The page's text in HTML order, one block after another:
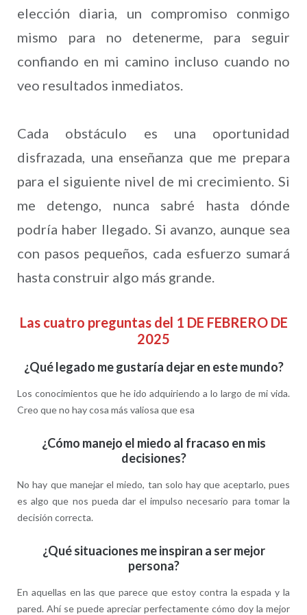
elección diaria, un compromiso conmigo
mismo para no detenerme, para seguir
confiando en mi camino incluso cuando no
veo resultados inmediatos.
Cada obstáculo es una oportunidad
disfrazada, una enseñanza que me prepara
para el siguiente nivel de mi crecimiento. Si
me detengo, nunca sabré hasta dónde
podría haber llegado. Si avanzo, aunque sea
con pasos pequeños, cada esfuerzo sumará
hasta construir algo más grande.
Las cuatro preguntas del 1 DE FEBRERO DE
2025
¿Qué legado me gustaría dejar en este mundo?
Los conocimientos que he ido adquiriendo a lo largo de mi vida.
Creo que no hay cosa más valiosa que esa
¿Cómo manejo el miedo al fracaso en mis
decisiones?
No hay que manejar el miedo, tan solo hay que aceptarlo, pues
es algo que nos pueda dar el impulso necesario para tomar la
decisión correcta.
¿Qué situaciones me inspiran a ser mejor
persona?
En aquellas en las que parece que estoy contra la espada y la
pared. Ahí se puede apreciar perfectamente cómo doy la mejor